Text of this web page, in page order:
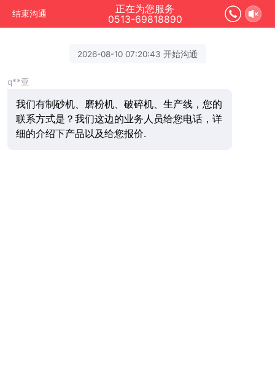
结束沟通
正在为您服务
0513-69818890
2026-08-10 07:20:43 开始沟通
q**亚
我们有制砂机、磨粉机、破碎机、生产线，您的
联系方式是？我们这边的业务人员给您电话，详
细的介绍下产品以及给您报价.